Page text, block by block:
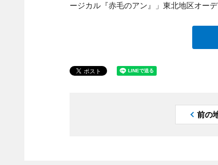
ージカル『赤毛のアン』」東北地区オー
前の